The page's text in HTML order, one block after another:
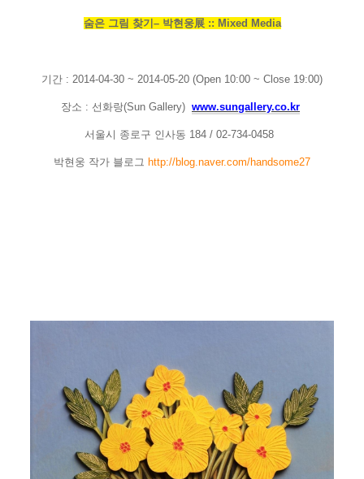
숨은 그림 찾기 – 박현웅展 :: Mixed Media
기간 : 2014-04-30 ~ 2014-05-20 (Open 10:00 ~ Close 19:00)
장소 : 선화랑(Sun Gallery) www.sungallery.co.kr
서울시 종로구 인사동 184 / 02-734-0458
박현웅 작가 블로그 http://blog.naver.com/handsome27